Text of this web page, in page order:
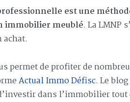
est une
immobilier meublé. La LMNP
achat.
permet de profiter de
Actual Immo Défisc. Le
dans l’immobilier